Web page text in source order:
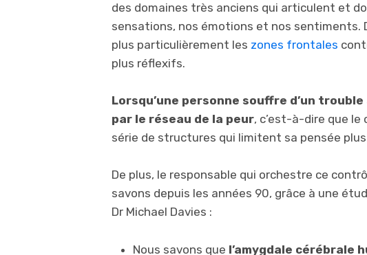
des domaines très anciens qui articulent et
sensations, nos émotions et nos sentiments.
plus particulièrement les zones frontales
plus réflexifs.
Lorsqu’une personne souffre d’un
par le réseau de la peur, c’est-à-dire que
série de structures qui limitent sa pensée
De plus, le responsable qui orchestre ce
savons depuis les années 90, grâce à une
Dr Michael Davies :
Nous savons que l’amygdale cérébrale